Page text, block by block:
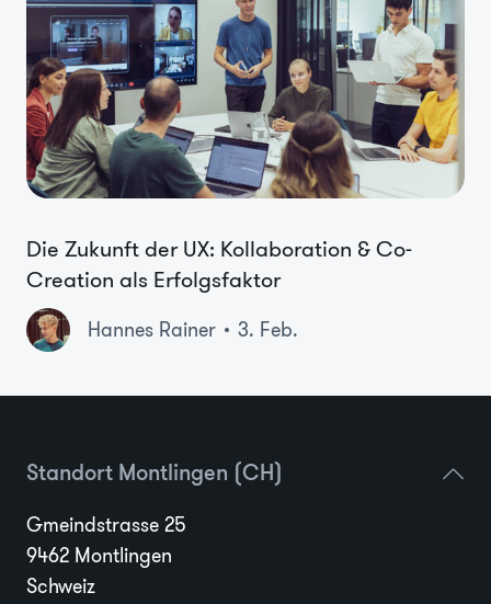
Die Zukunft der UX: Kollaboration & Co-
Creation als Erfolgsfaktor
Hannes Rainer 3. Feb.
Standort Montlingen (CH)
Gmeindstrasse 25
9462 Montlingen
Schweiz